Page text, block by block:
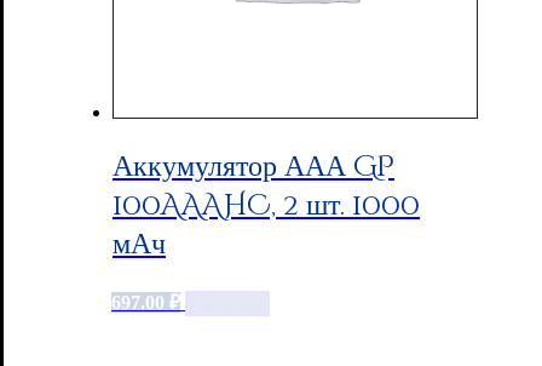
Аккумулятор ААА GP
100AAAHC, 2 шт. 1000
мАч
697.00 ₽